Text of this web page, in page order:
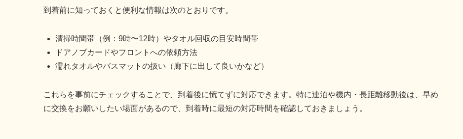
到着前に知っておくと便利な情報は次のとおりです。
清掃時間帯（例：9時〜12時）やタオル回収の目安時間帯
ドアノブカードやフロントへの依頼方法
濡れタオルやバスマットの扱い（廊下に出して良いかなど）
これらを事前にチェックすることで、到着後に慌てずに対応できます。特に連泊や機内・長距離移動後は、早め
に交換をお願いしたい場面があるので、到着時に最短の対応時間を確認しておきましょう。